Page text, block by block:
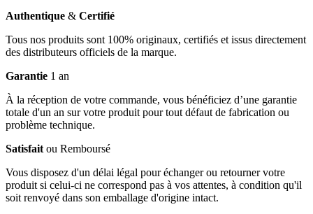
Authentique & Certifié
Tous nos produits sont 100% originaux, certifiés et issus directement
des distributeurs officiels de la marque.
Garantie 1 an
À la réception de votre commande, vous bénéficiez d’une garantie
totale d'un an sur votre produit pour tout défaut de fabrication ou
problème technique.
Satisfait ou Remboursé
Vous disposez d'un délai légal pour échanger ou retourner votre
produit si celui-ci ne correspond pas à vos attentes, à condition qu'il
soit renvoyé dans son emballage d'origine intact.